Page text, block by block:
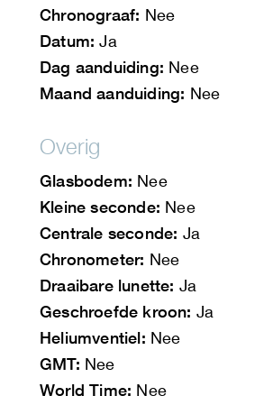
Chronograaf: Nee
Datum: Ja
Dag aanduiding: Nee
Maand aanduiding: Nee
Overig
Glasbodem: Nee
Kleine seconde: Nee
Centrale seconde: Ja
Chronometer: Nee
Draaibare lunette: Ja
Geschroefde kroon: Ja
Heliumventiel: Nee
GMT: Nee
World Time: Nee